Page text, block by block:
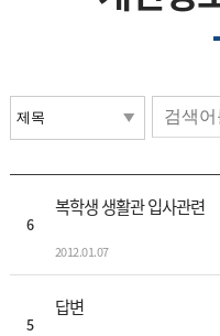
6
복학생 생활관 입사관련
2012.01.07
5
답변